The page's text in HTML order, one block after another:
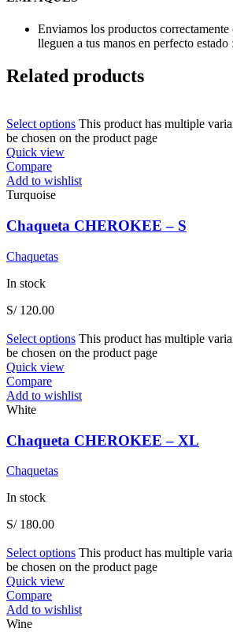
Enviamos los productos correctamente
lleguen a tus manos en perfecto estado
Related products
Select options This product has multiple
be chosen on the product page
Quick view
Compare
Add to wishlist
Turquoise
Chaqueta CHEROKEE – S
Chaquetas
In stock
S/120.00
Select options This product has multiple
be chosen on the product page
Quick view
Compare
Add to wishlist
White
Chaqueta CHEROKEE – XL
Chaquetas
In stock
S/180.00
Select options This product has multiple
be chosen on the product page
Quick view
Compare
Add to wishlist
Wine